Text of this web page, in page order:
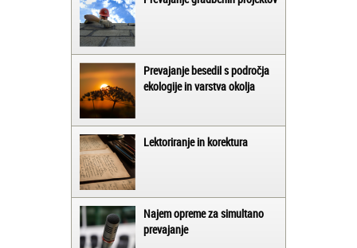
Prevajanje besedil s področja
ekologije in varstva okolja
Lektoriranje in korektura
Najem opreme za simultano
prevajanje